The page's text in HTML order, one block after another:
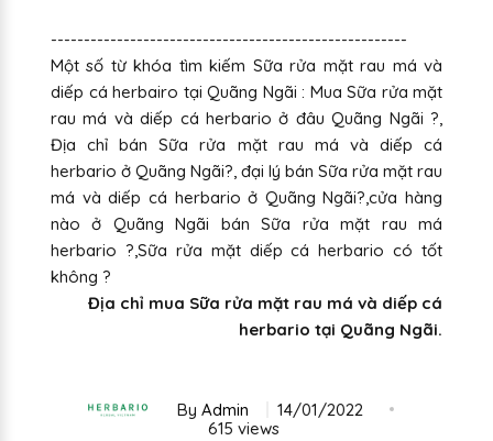
------------------------------------------------------
Một số từ khóa tìm kiếm Sữa rửa mặt rau má và
diếp cá herbairo tại Quãng Ngãi : Mua Sữa rửa mặt
rau má và diếp cá herbario ở đâu Quãng Ngãi ?,
Địa chỉ bán Sữa rửa mặt rau má và diếp cá
herbario ở Quãng Ngãi?, đại lý bán Sữa rửa mặt rau
má và diếp cá herbario ở Quãng Ngãi?,cửa hàng
nào ở Quãng Ngãi bán Sữa rửa mặt rau má
herbario ?,Sữa rửa mặt diếp cá herbario có tốt
không ?
Địa chỉ mua Sữa rửa mặt rau má và diếp cá
herbario tại Quãng Ngãi.
By Admin
14/01/2022
615 views